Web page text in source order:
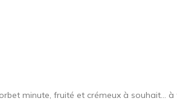
minute, fruité et crémeux à souhait…